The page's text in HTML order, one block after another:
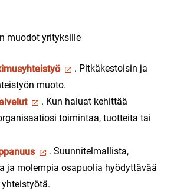
muodot yrityksille
. Pitkäkestoisin ja
muoto.
. Kun haluat kehittää
toimintaa, tuotteita tai
. Suunnitelmallista,
ja molempia osapuolia hyödyttävää